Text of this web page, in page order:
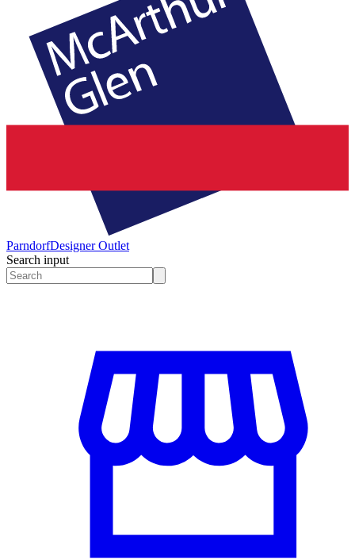
ParndorfDesigner Outlet
Search input